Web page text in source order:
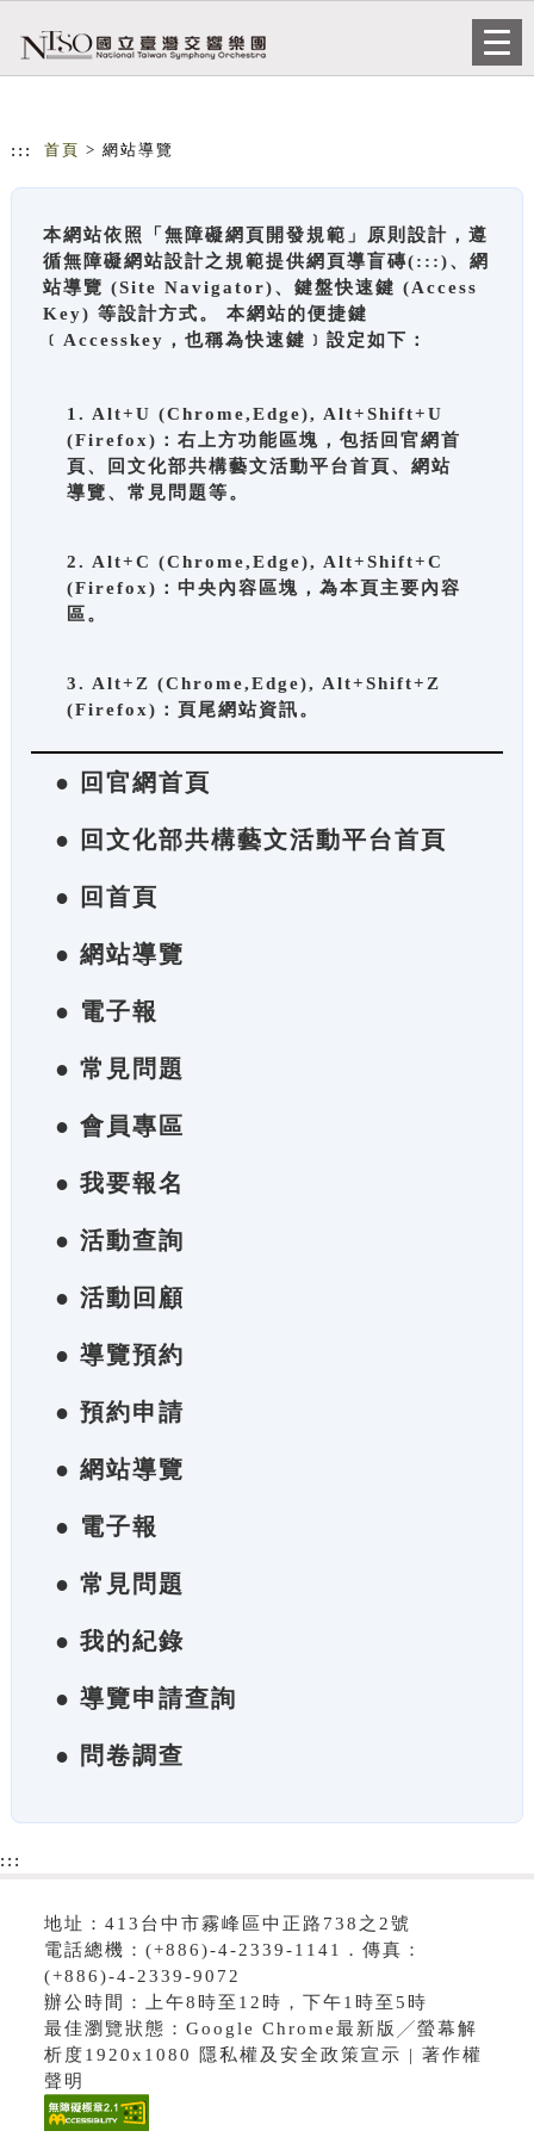
::: 首頁 > 網站導覽
本網站依照「無障礙網頁開發規範」原則設計，遵
循無障礙網站設計之規範提供網頁導盲磚(:::)、網
站導覽 (Site Navigator)、鍵盤快速鍵 (Access
Key) 等設計方式。 本網站的便捷鍵
﹝Accesskey，也稱為快速鍵﹞設定如下：
1. Alt+U (Chrome,Edge), Alt+Shift+U
(Firefox)：右上方功能區塊，包括回官網首
頁、回文化部共構藝文活動平台首頁、網站
導覽、常見問題等。
2. Alt+C (Chrome,Edge), Alt+Shift+C
(Firefox)：中央內容區塊，為本頁主要內容
區。
3. Alt+Z (Chrome,Edge), Alt+Shift+Z
(Firefox)：頁尾網站資訊。
● 回官網首頁
● 回文化部共構藝文活動平台首頁
● 回首頁
● 網站導覽
● 電子報
● 常見問題
● 會員專區
● 我要報名
● 活動查詢
● 活動回顧
● 導覽預約
● 預約申請
● 網站導覽
● 電子報
● 常見問題
● 我的紀錄
● 導覽申請查詢
● 問卷調查
:::
地址：413台中市霧峰區中正路738之2號
電話總機：(+886)-4-2339-1141．傳真：
(+886)-4-2339-9072
辦公時間：上午8時至12時，下午1時至5時
最佳瀏覽狀態：Google Chrome最新版╱螢幕解
析度1920x1080 隱私權及安全政策宣示 | 著作權
聲明